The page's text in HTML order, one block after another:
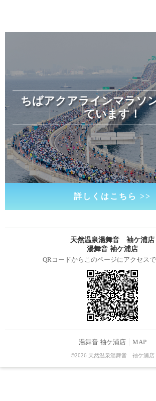
ちばアクアラインマラソ
ています！
詳しくはこちら >>
天然温泉湯舞音 袖ケ浦店
湯舞音 袖ケ浦店
QRコードからこのページにアクセスで
湯舞音 袖ケ浦店 MAP
©2026 天然温泉湯舞音 袖ケ浦店